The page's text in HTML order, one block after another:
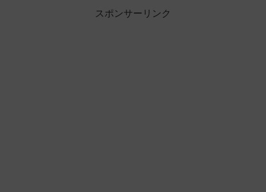
スポンサーリンク